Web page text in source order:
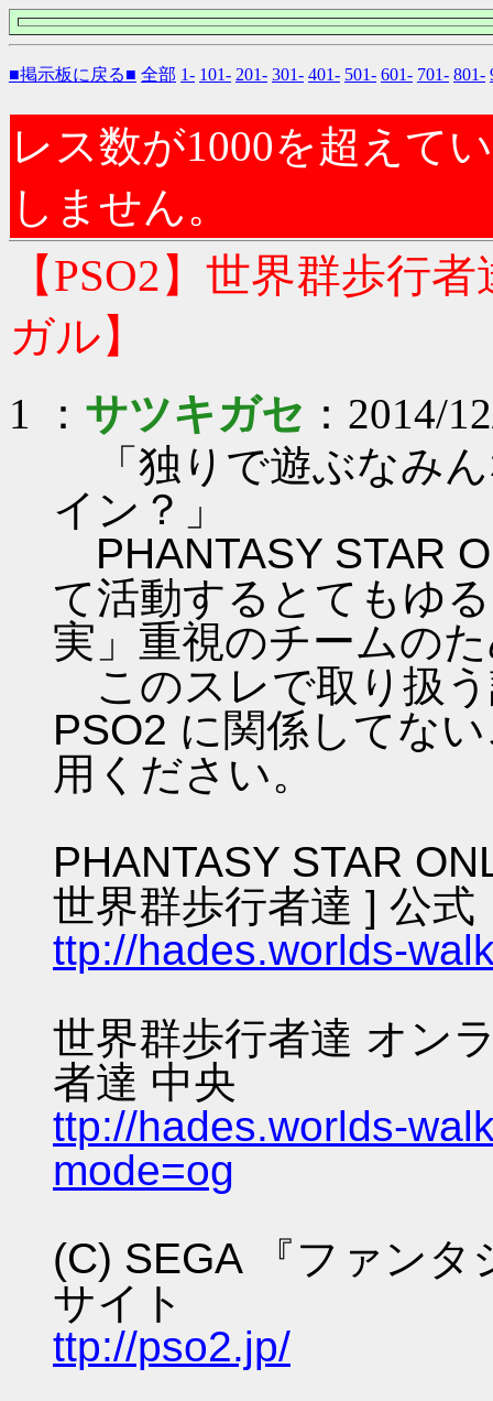
■掲示板に戻る■ 全部 1- 101- 201- 301- 401- 501- 601- 701- 801-
レス数が1000を超えて
しません。
【PSO2】世界群歩行
ガル】
1 ： サツキガセ ：2014/
「独りで遊ぶなみ
イン？」
PHANTASY STAR
て活動するとてもゆ
実」重視のチームの
このスレで取り扱
PSO2 に関係してな
用ください。
PHANTASY STAR
世界群歩行者達 ] 公式
ttp://hades.worlds-
世界群歩行者達 オン
者達 中央
ttp://hades.worlds-
mode=og
(C) SEGA 『ファン
サイト
ttp://pso2.jp/